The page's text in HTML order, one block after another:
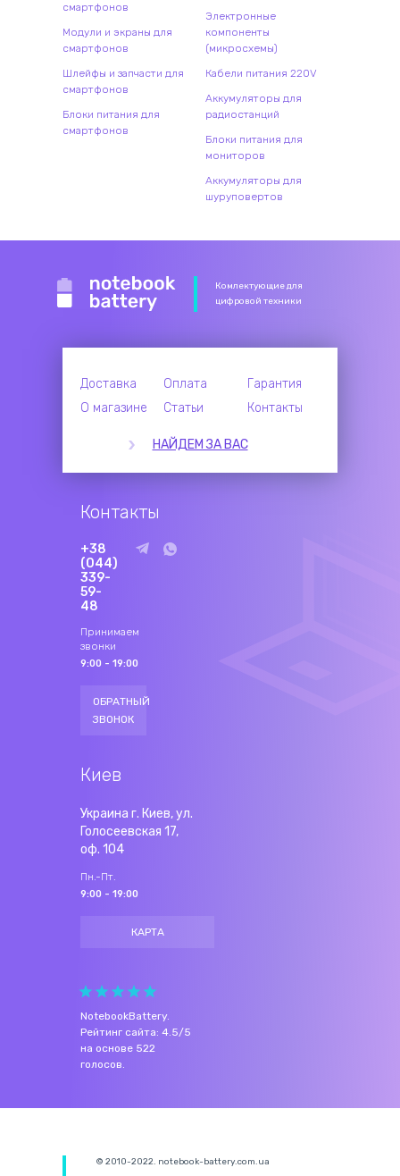
смартфонов
Модули и экраны для
смартфонов
Шлейфы и запчасти для
смартфонов
Блоки питания для
смартфонов
Электронные
компоненты
(микросхемы)
Кабели питания 220V
Аккумуляторы для
радиостанций
Блоки питания для
мониторов
Аккумуляторы для
шуруповертов
Комлектующие для
цифровой техники
Доставка Оплата
Гарантия
О магазине
Статьи Контакты
НАЙДЕМ ЗА ВАС
Контакты
+38
(044)
339-
59-
48
Принимаем
звонки
9:00 - 19:00
ОБРАТНЫЙ
ЗВОНОК
Киев
Украина г. Киев, ул.
Голосеевская 17,
оф. 104
Пн.-Пт.
9:00 - 19:00
КАРТА
NotebookBattery.
Рейтинг сайта: 4.5/5
на основе 522
голосов.
© 2010-2022. notebook-battery.com.ua